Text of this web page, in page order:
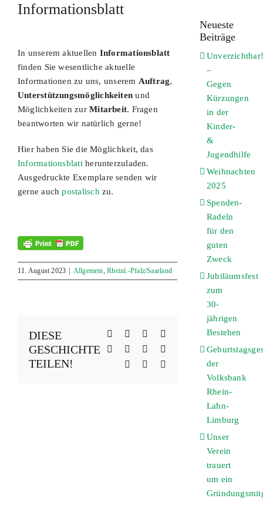
Informationsblatt
grösseres
Bild
In unserem aktuellen Informationsblatt
finden Sie wesentliche aktuelle
Informationen zu uns, unserem Auftrag,
Unterstützungsmöglichkeiten und
Möglichkeiten zurMitarbeit. Fragen
beantworten wir natürlich gerne!
Hier haben Sie die Möglichkeit, das
Informationsblattherunterzuladen.
Ausgedruckte Exemplare senden wir
gerne auchpostalischzu.
11. August 2023 Allgemein,Rheinl.-Pfalz/Saarland
DIESE
GESCHICHTE
TEILEN!
Facebook Reddit
WhatsAppTelegram
Tumblr
Xing
Neueste
Beiträge
–
Gegen
Kürzungen
in der
Kinder-
&
Jugendhilfe
Weihnachten
2025
Spenden-
Radeln
für den
guten
Zweck
Jubiläumsfest
zum
30-
jährigen
Bestehen
der
Volksbank
Rhein-
Lahn-
Limburg
Unser
Verein
trauert
um ein